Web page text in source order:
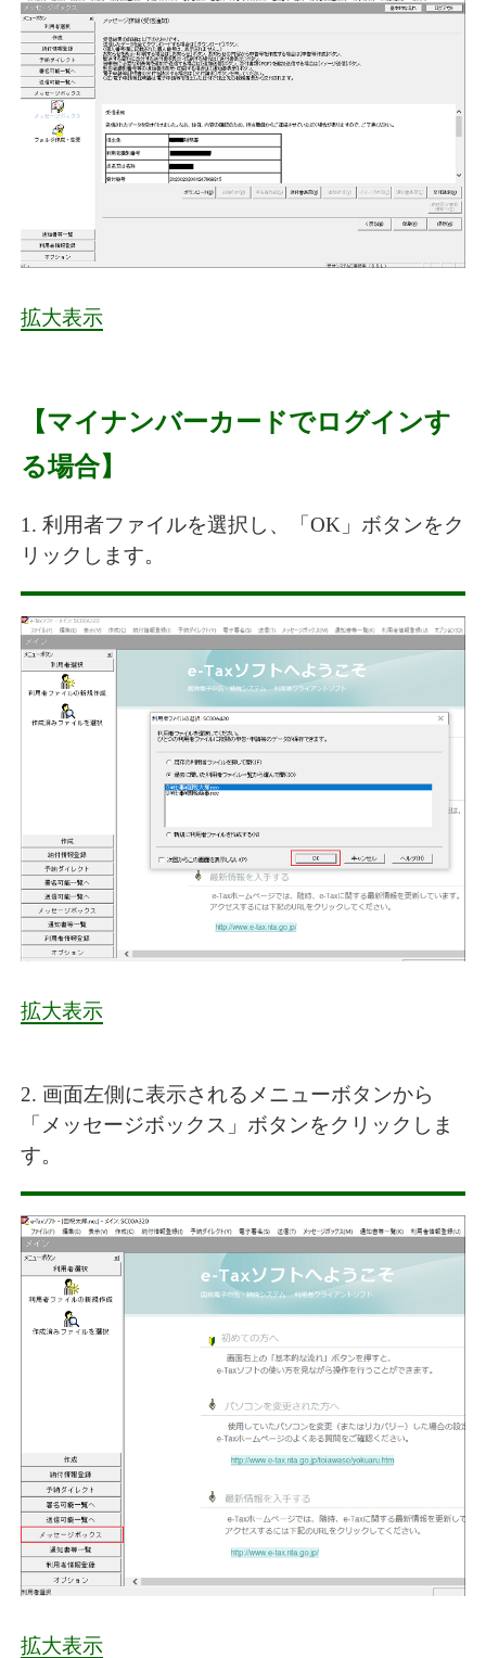
拡大表示
【マイナンバーカードでログインす
る場合】
1. 利用者ファイルを選択し、「OK」ボタンをク
リックします。
拡大表示
2. 画面左側に表示されるメニューボタンから
「メッセージボックス」ボタンをクリックしま
す。
拡大表示